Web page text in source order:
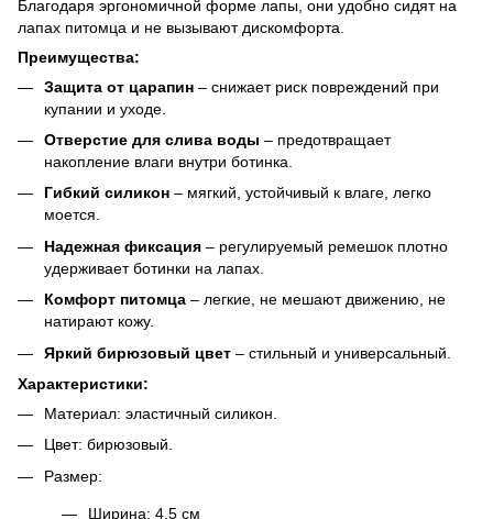
Благодаря эргономичной форме лапы, они удобно сидят на
лапах питомца и не вызывают дискомфорта.
Преимущества:
Защита от царапин – снижает риск повреждений при
купании и уходе.
Отверстие для слива воды – предотвращает
накопление влаги внутри ботинка.
Гибкий силикон – мягкий, устойчивый к влаге, легко
моется.
Надежная фиксация – регулируемый ремешок плотно
удерживает ботинки на лапах.
Комфорт питомца – легкие, не мешают движению, не
натирают кожу.
Яркий бирюзовый цвет – стильный и универсальный.
Характеристики:
Материал: эластичный силикон.
Цвет: бирюзовый.
Размер:
Ширина: 4.5 см